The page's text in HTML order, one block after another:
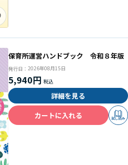
保育所運営ハンドブック 令和８年版
発行日： 2026年08月15日
5,940円
詳細を見る
カートに入れる
試し読み